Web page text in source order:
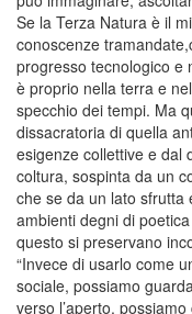
Se la Terza Natura è il
conoscenze
progresso tecnologico e
è proprio nella terra e
specchio dei tempi. Ma
dissacratoria di quella
esigenze collettive e dal
coltura, sospinta da un
che se da un lato sfrutta
ambienti degni di
questo si preservano
“Invece di usarlo come
sociale, possiamo
verso l’aperto,